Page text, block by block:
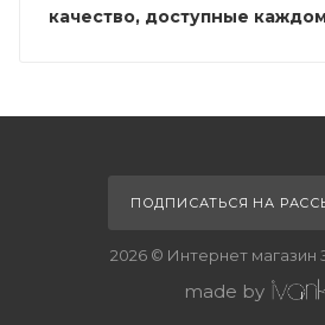
качество, доступные
ПОДПИСАТЬСЯ НА
2026 © Интернет магазин
made by